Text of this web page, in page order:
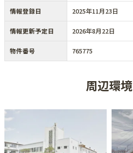
情報登録日 2025年11月23日
情報更新予定日 2026年8月22日
物件番号 765775
周辺環境